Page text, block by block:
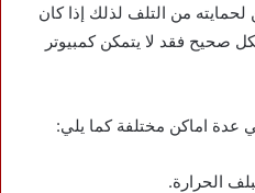
من التلف لذلك إذا كان
صحيح فقد لا يتمكن كمبيوتر
عدة اماكن مختلفة كما يلي:
الحرارة.